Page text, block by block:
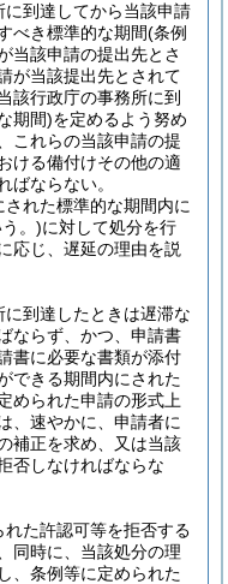
到達してから当該申請
べき標準的な期間(条例
当該申請の提出先とさ
が当該提出先とされて
該行政庁の事務所に到
期間)を定めるよう努め
これらの当該申請の提
ける備付けその他の適
ばならない。
れた標準的な期間内に
。)に対して処分を行
応じ、遅延の理由を説
到達したときは遅滞な
ならず、かつ、申請書
書に必要な書類が添付
できる期間内にされた
められた申請の形式上
、速やかに、申請者に
補正を求め、又は当該
否しなければならな
た許認可等を拒否する
同時に、当該処分の理
、条例等に定められた